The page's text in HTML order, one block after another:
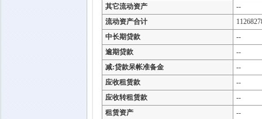
其它流动资产
--
流动资产合计
中长期贷款
--
逾期贷款
--
减:贷款呆帐准备金
--
应收租赁款
--
应收转租赁款
--
租赁资产
--